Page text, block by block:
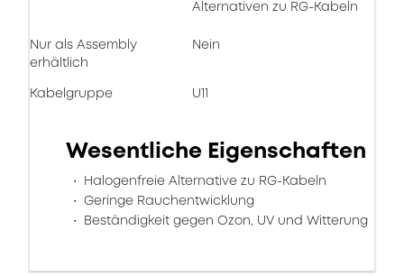
Alternativen zu RG-Kabeln
Nur als Assembly
erhältlich
Nein
Kabelgruppe U11
Wesentliche Eigenschaften
Halogenfreie Alternative zu RG-Kabeln
Geringe Rauchentwicklung
Beständigkeit gegen Ozon, UV und Witterung